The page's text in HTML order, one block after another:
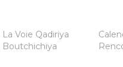
La Voie Qadiriya
Boutchichiya